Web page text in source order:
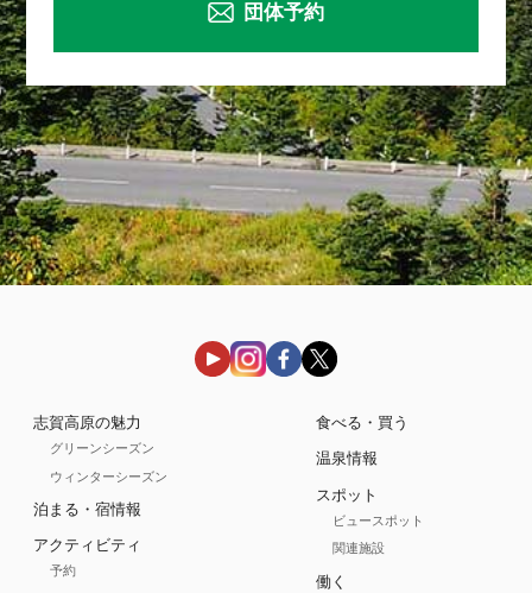
団体予約
志賀高原の魅力
グリーンシーズン
ウィンターシーズン
泊まる・宿情報
アクティビティ
予約
食べる・買う
温泉情報
スポット
ビュースポット
関連施設
働く